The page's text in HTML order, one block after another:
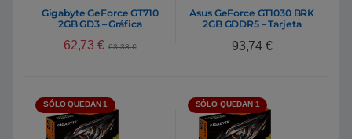
Gigabyte GeForce GT710
2GB GD3 – Gráfica
62,73€ 63,38€
Asus GeForce GT1030 BRK
2GB GDDR5 – Tarjeta
93,74 €
SÓLO QUEDAN 1 SÓLO QUEDAN 1